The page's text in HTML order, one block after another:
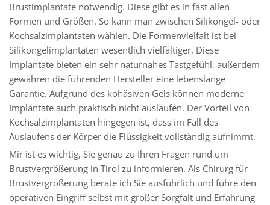
Brustimplantate notwendig. Diese gibt es in fast allen
Formen und Größen. So kann man zwischen Silikongel- oder
Kochsalzimplantaten wählen. Die Formenvielfalt ist bei
Silikongelimplantaten wesentlich vielfältiger. Diese
Implantate bieten ein sehr naturnahes Tastgefühl, außerdem
gewähren die führenden Hersteller eine lebenslange
Garantie. Aufgrund des kohäsiven Gels können moderne
Implantate auch praktisch nicht auslaufen. Der Vorteil von
Kochsalzimplantaten hingegen ist, dass im Fall des
Auslaufens der Körper die Flüssigkeit vollständig aufnimmt.
Mir ist es wichtig, Sie genau zu Ihren Fragen rund um
Brustvergrößerung in Tirol zu informieren. Als Chirurg für
Brustvergrößerung berate ich Sie ausführlich und führe den
operativen Eingriff selbst mit großer Sorgfalt und Erfahrung